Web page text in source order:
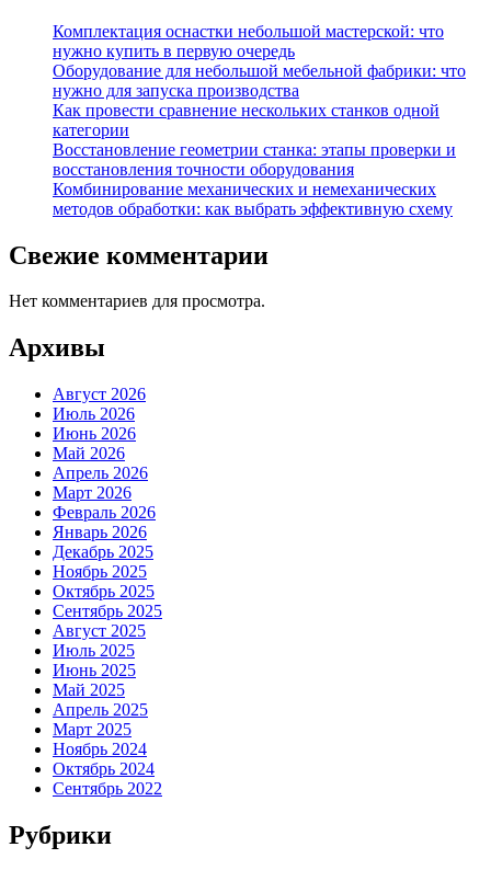
Комплектация оснастки небольшой мастерской: что
нужно купить в первую очередь
Оборудование для небольшой мебельной фабрики: что
нужно для запуска производства
Как провести сравнение нескольких станков одной
категории
Восстановление геометрии станка: этапы проверки и
восстановления точности оборудования
Комбинирование механических и немеханических
методов обработки: как выбрать эффективную схему
Свежие комментарии
Нет комментариев для просмотра.
Архивы
Август 2026
Июль 2026
Июнь 2026
Май 2026
Апрель 2026
Март 2026
Февраль 2026
Январь 2026
Декабрь 2025
Ноябрь 2025
Октябрь 2025
Сентябрь 2025
Август 2025
Июль 2025
Июнь 2025
Май 2025
Апрель 2025
Март 2025
Ноябрь 2024
Октябрь 2024
Сентябрь 2022
Рубрики